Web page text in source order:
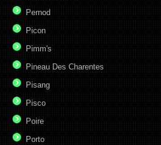
Pernod
Picon
Pimm's
Pineau Des Charentes
Pisang
Pisco
Poire
Porto